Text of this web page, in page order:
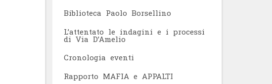
Biblioteca Paolo Borsellino
L’attentato le indagini e i processi
di Via D’Amelio
Cronologia eventi
Rapporto MAFIA e APPALTI